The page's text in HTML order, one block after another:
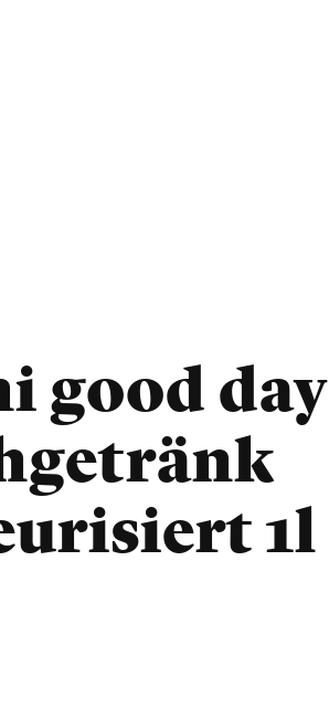
good day
1l